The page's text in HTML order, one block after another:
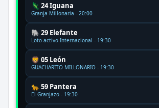
🦎 24 Iguana
Granja Millonaria - 20:00
🐘 29 Elefante
Loto activo Internacional - 19:30
🦁 05 León
GUACHARITO MILLONARIO - 19:30
🐆 59 Pantera
El Granjazo - 19:30